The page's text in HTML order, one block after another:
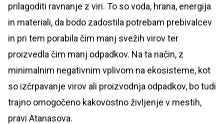
prilagoditi ravnanje z viri. To so voda, hrana, energija
in materiali, da bodo zadostila potrebam prebivalcev
in pri tem porabila čim manj svežih virov ter
proizvedla čim manj odpadkov. Na ta način, z
minimalnim negativnim vplivom na ekosisteme, kot
so izčrpavanje virov ali proizvodnja odpadkov, bo tudi
trajno omogočeno kakovostno življenje v mestih,
pravi Atanasova.